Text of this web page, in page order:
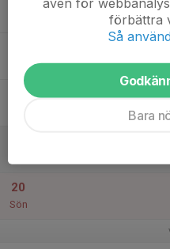
20
Sön
förbättra
Så
Bara